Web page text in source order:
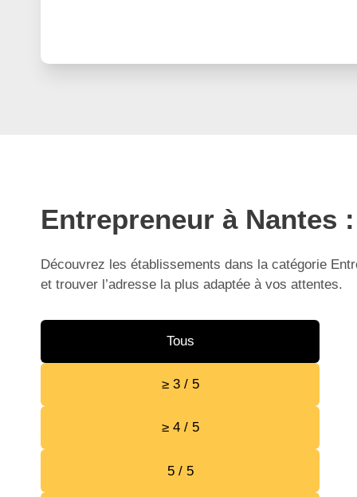
Entrepreneur à Nantes
Découvrez les établissements dans la catégorie
et trouver l’adresse la plus adaptée à vos attentes.
Tous
≥ 3 / 5
≥ 4 / 5
5 / 5